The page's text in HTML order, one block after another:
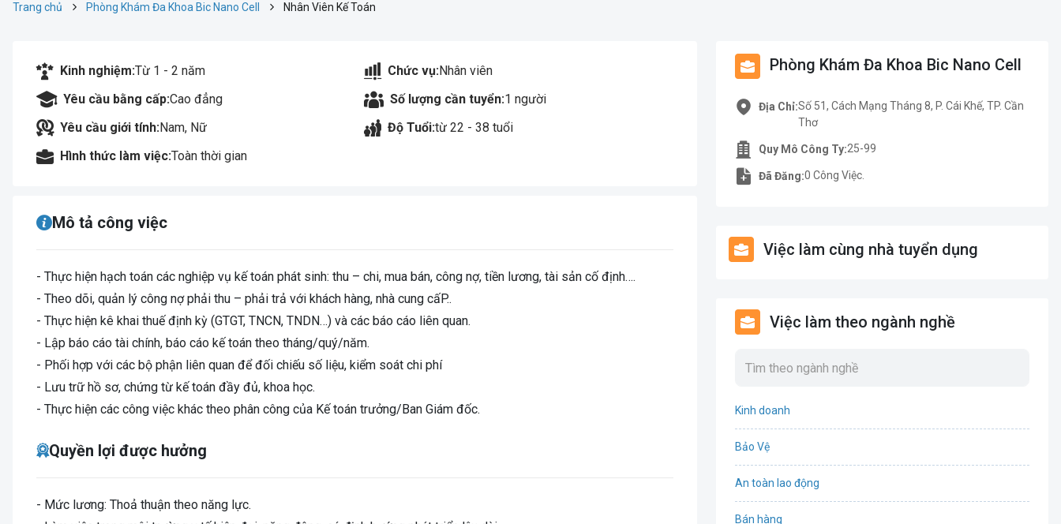
Trang chủ Phòng Khám Đa Khoa Bic Nano Cell Nhân Viên Kế Toán
Kinh nghiệm:Từ 1 - 2 năm Chức vụ:Nhân viên
Yêu cầu bằng cấp:Cao đẳng Số lượng cần tuyển:1 người
Yêu cầu giới tính:Nam, Nữ Độ Tuổi:từ 22 - 38 tuổi
Hình thức làm việc:Toàn thời gian
Mô tả công việc
- Thực hiện hạch toán các nghiệp vụ kế toán phát sinh: thu – chi, mua bán, công nợ, tiền lương, tài sản cố định….
- Theo dõi, quản lý công nợ phải thu – phải trả với khách hàng, nhà cung cấP..
- Thực hiện kê khai thuế định kỳ (GTGT, TNCN, TNDN…) và các báo cáo liên quan.
- Lập báo cáo tài chính, báo cáo kế toán theo tháng/quý/năm.
- Phối hợp với các bộ phận liên quan để đối chiếu số liệu, kiểm soát chi phí
- Lưu trữ hồ sơ, chứng từ kế toán đầy đủ, khoa học.
- Thực hiện các công việc khác theo phân công của Kế toán trưởng/Ban Giám đốc.
Quyền lợi được hưởng
- Mức lương: Thoả thuận theo năng lực.
Phòng Khám Đa Khoa Bic Nano Cell
Địa Chỉ:Số 51, Cách Mạng Tháng 8, P. Cái Khế, TP. Cần
Thơ
Quy Mô Công Ty:25-99
Đã Đăng:0 Công Việc.
Việc làm cùng nhà tuyển dụng
Việc làm theo ngành nghề
Kinh doanh
Bảo Vệ
An toàn lao động
Bán hàng